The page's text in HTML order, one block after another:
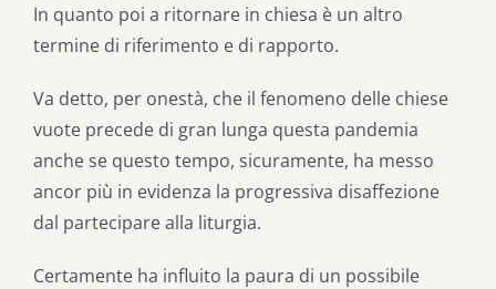
In quanto poi a ritornare in chiesa è un altro
termine di riferimento e di rapporto.
Va detto, per onestà, che il fenomeno delle chiese
vuote precede di gran lunga questa pandemia
anche se questo tempo, sicuramente, ha messo
ancor più in evidenza la progressiva disaffezione
dal partecipare alla liturgia.
Certamente ha influito la paura di un possibile